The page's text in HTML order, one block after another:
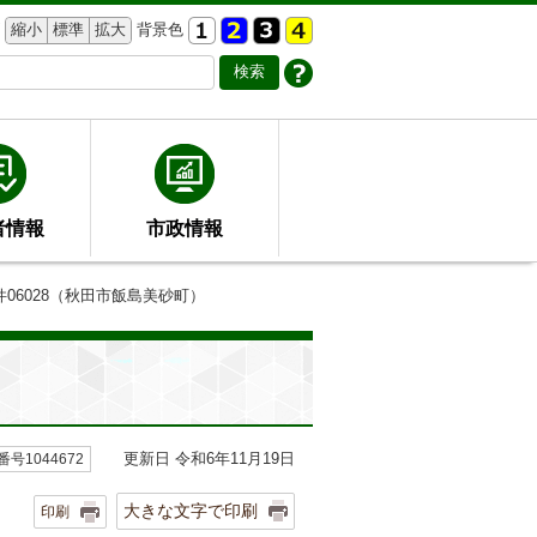
縮小 標準 拡大 背景色
情報 市政情報
（秋田市飯島美砂町）
号1044672 更新日 令和6年11月19日
印刷 大きな文字で印刷